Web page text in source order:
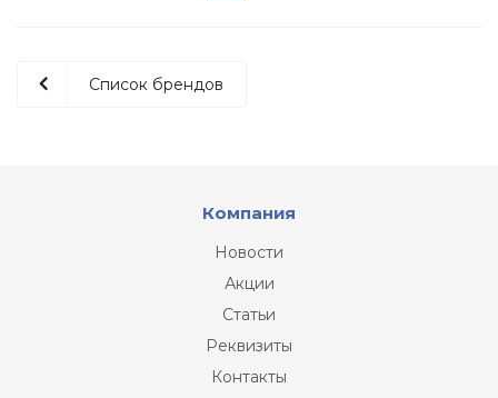
Список брендов
Компания
Новости
Акции
Статьи
Реквизиты
Контакты